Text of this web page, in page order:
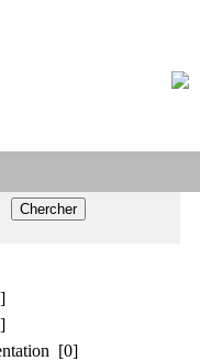
[0]